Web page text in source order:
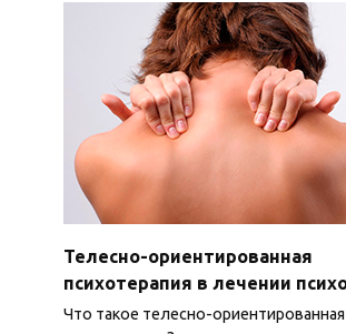
Телесно-ориентированная
психотерапия в лечении
Что такое телесно-ориентированная